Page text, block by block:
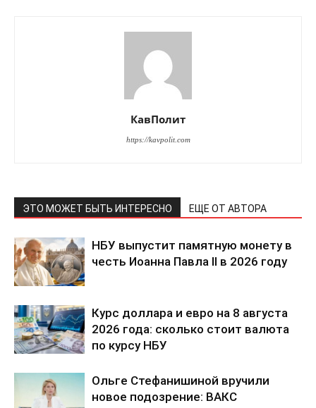
КавПолит
КавПолит
https://kavpolit.com
ЭТО МОЖЕТ БЫТЬ ИНТЕРЕСНО ЕЩЕ ОТ АВТОРА
НБУ выпустит памятную монету в
честь Иоанна Павла II в 2026 году
Курс доллара и евро на 8 августа
2026 года: сколько стоит валюта
по курсу НБУ
Ольге Стефанишиной вручили
новое подозрение: ВАКС